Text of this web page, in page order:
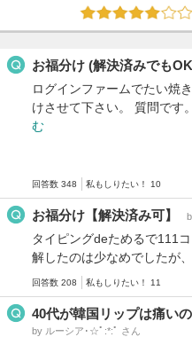
お福分け (解決済みでも
ログインファームでたい焼
けさせて下さい。 質問です
む
回答数 348 私もしりたい！ 10
お福分け【解決済み可】
タイピングdeためるで111
解したのは少なめでしたが
回答数 208 私もしりたい！ 11
40代が韓国リップは痛い
by ルーシア･☆ﾟ:*:ﾟ さん